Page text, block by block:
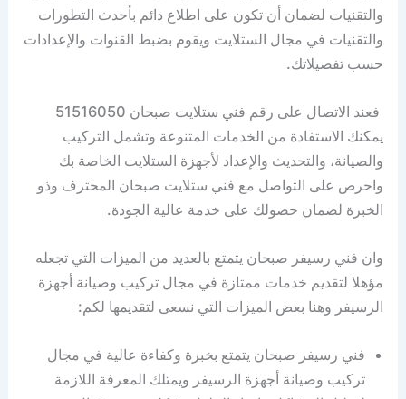
والتقنيات لضمان أن تكون على اطلاع دائم بأحدث التطورات
والتقنيات في مجال الستلايت ويقوم بضبط القنوات والإعدادات
حسب تفضيلاتك.
فعند الاتصال على رقم فني ستلايت صبحان 51516050
يمكنك الاستفادة من الخدمات المتنوعة وتشمل التركيب
والصيانة، والتحديث والإعداد لأجهزة الستلايت الخاصة بك
واحرص على التواصل مع فني ستلايت صبحان المحترف وذو
الخبرة لضمان حصولك على خدمة عالية الجودة.
وان فني رسيفر صبحان يتمتع بالعديد من الميزات التي تجعله
مؤهلا لتقديم خدمات ممتازة في مجال تركيب وصيانة أجهزة
الرسيفر وهنا بعض الميزات التي نسعى لتقديمها لكم:
فني رسيفر صبحان يتمتع بخبرة وكفاءة عالية في مجال
تركيب وصيانة أجهزة الرسيفر ويمتلك المعرفة اللازمة